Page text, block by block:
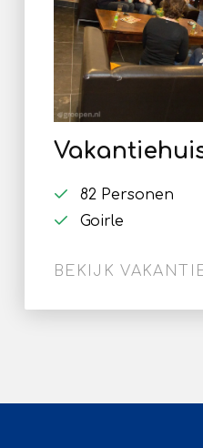
82 Personen
Goirle
BEKIJK